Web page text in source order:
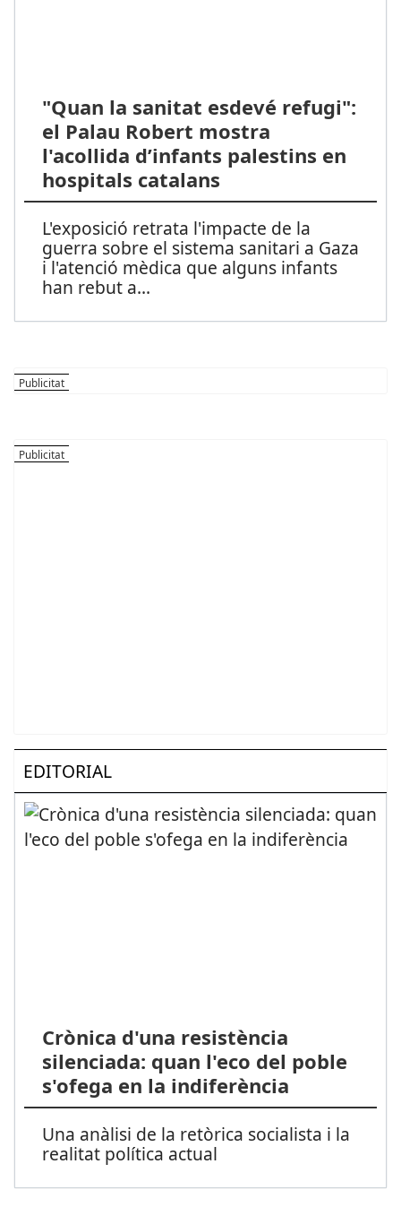
"Quan la sanitat esdevé refugi":
el Palau Robert mostra
l'acollida d’infants palestins en
hospitals catalans
L'exposició retrata l'impacte de la
guerra sobre el sistema sanitari a Gaza
i l'atenció mèdica que alguns infants
han rebut a...
EDITORIAL
Crònica d'una resistència
silenciada: quan l'eco del poble
s'ofega en la indiferència
Una anàlisi de la retòrica socialista i la
realitat política actual